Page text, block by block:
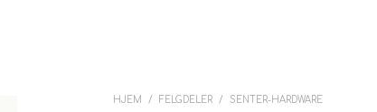
HJEM / FELGDELER / SENTER-HARDWARE